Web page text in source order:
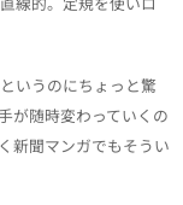
いうのにちょっと驚
が随時変わっていくの
新聞マンガでもそうい